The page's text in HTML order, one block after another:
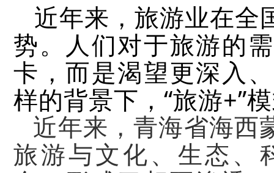
近年来，旅游业在全
势。 人们对于旅游的
卡，而是渴望更深入
样的背景下，“旅游+”
近年来，青海省海西
旅游与文化、生态、